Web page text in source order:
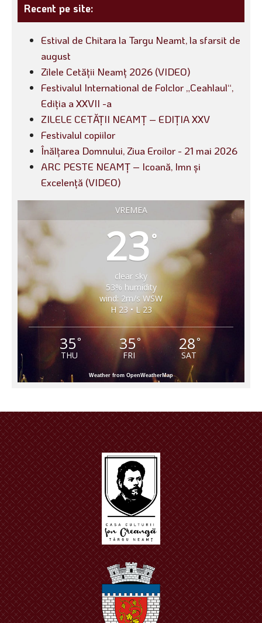
Recent pe site:
Estival de Chitara la Targu Neamt, la sfarsit de
august
Zilele Cetății Neamț 2026 (VIDEO)
Festivalul International de Folclor „Ceahlaul“,
Ediția a XXVII -a
ZILELE CETĂȚII NEAMȚ – EDIȚIA XXV
Festivalul copiilor
Înălțarea Domnului, Ziua Eroilor - 21 mai 2026
ARC PESTE NEAMȚ – Icoană, Imn și
Excelență (VIDEO)
VREMEA
23°
clear sky
53% humidity
wind: 2m/s WSW
H 23 • L 23
35°
THU
35°
FRI
28°
SAT
Weather from OpenWeatherMap